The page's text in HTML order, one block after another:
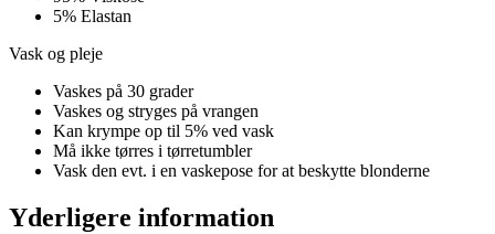
5% Elastan
Vask og pleje
Vaskes på 30 grader
Vaskes og stryges på vrangen
Kan krympe op til 5% ved vask
Må ikke tørres i tørretumbler
Vask den evt. i en vaskepose for at beskytte blonderne
Yderligere information